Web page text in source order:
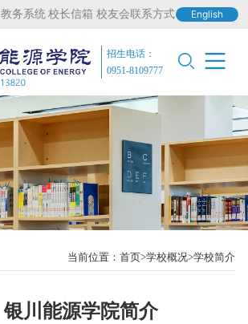
教务系统 校长信箱 校友会联系方式 English
招生电话：
0951-8109777
当前位置：首页 学校概况 学校简介
银川能源学院简介